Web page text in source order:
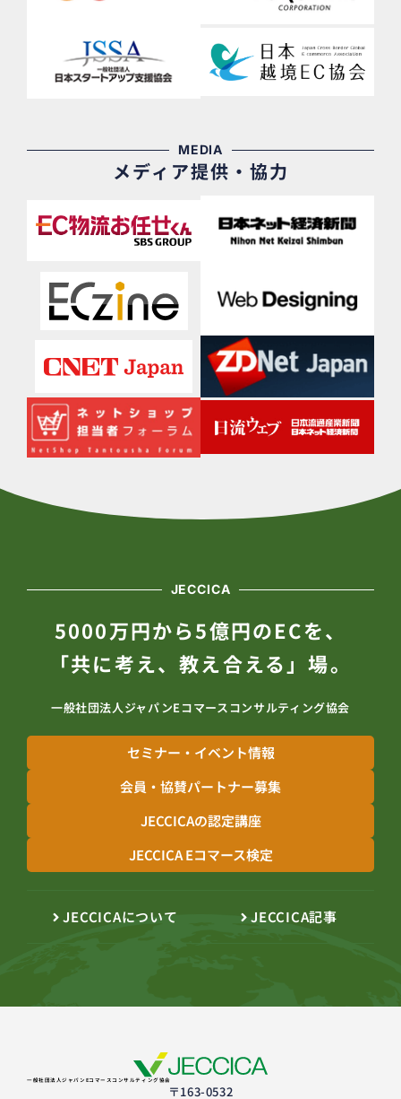
MEDIA
メディア提供・協力
JECCICA
5000万円から5億円のECを、
「共に考え、教え合える」場。
一般社団法人ジャパンEコマースコンサルティング協会
セミナー・イベント情報
会員・協賛パートナー募集
JECCICAの認定講座
JECCICA Eコマース検定
JECCICAについて JECCICA記事
一般社団法人ジャパンEコマースコンサルティング協会
〒163-0532